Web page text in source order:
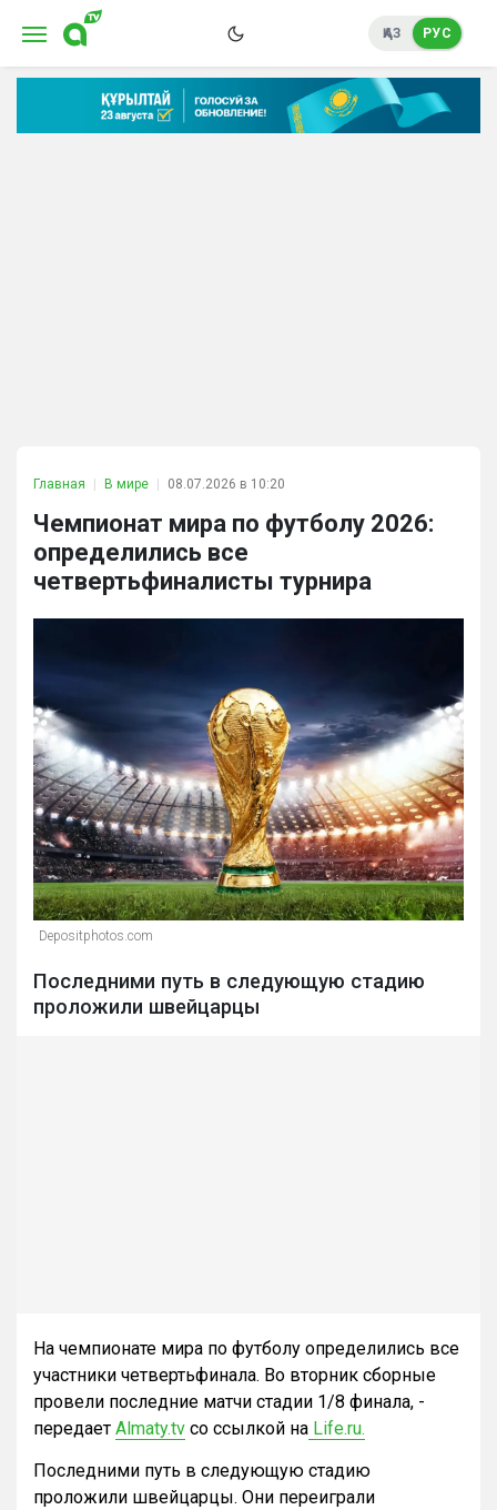
ҚАЗ РУС
Главная В мире 08.07.2026 в 10:20
Чемпионат мира по футболу 2026:
определились все
четвертьфиналисты турнира
Depositphotos.com
Последними путь в следующую стадию
проложили швейцарцы
На чемпионате мира по футболу определились все
участники четвертьфинала. Во вторник сборные
провели последние матчи стадии 1/8 финала, -
передает Almaty.tv со ссылкой на Life.ru.
Последними путь в следующую стадию
проложили швейцарцы. Они переиграли